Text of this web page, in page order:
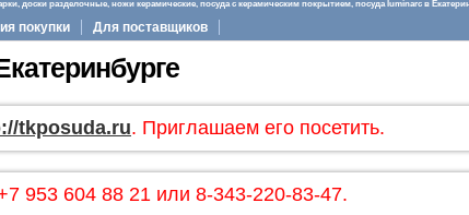
разделочные, ножи керамические, посуда с керамическим покрытием, посуда luminarc в
покупки Для поставщиков
tkposuda.ru. Приглашаем его посетить.
953 604 88 21 или 8-343-220-83-47.